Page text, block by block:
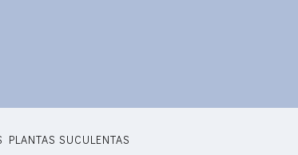
PLANTAS SUCULENTAS